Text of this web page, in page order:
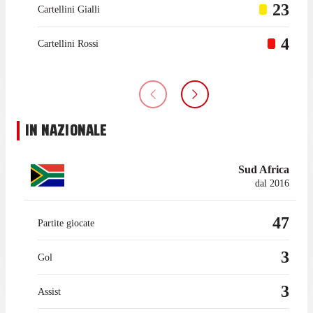
Cartellini Gialli 23
Cartellini Rossi 4
IN NAZIONALE
Sud Africa
dal 2016
Partite giocate 47
Gol 3
Assist 3